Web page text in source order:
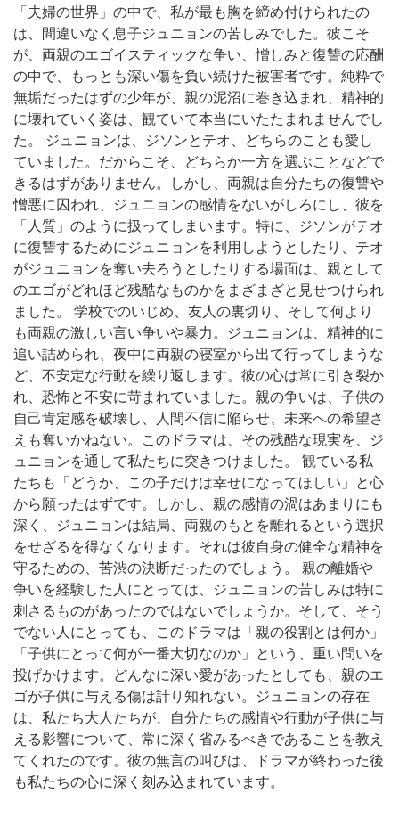
「夫婦の世界」の中で、私が最も胸を締め付けられたの
は、間違いなく息子ジュニョンの苦しみでした。彼こそ
が、両親のエゴイスティックな争い、憎しみと復讐の応酬
の中で、もっとも深い傷を負い続けた被害者です。純粋で
無垢だったはずの少年が、親の泥沼に巻き込まれ、精神的
に壊れていく姿は、観ていて本当にいたたまれませんでし
た。 ジュニョンは、ジソンとテオ、どちらのことも愛し
ていました。だからこそ、どちらか一方を選ぶことなどで
きるはずがありません。しかし、両親は自分たちの復讐や
憎悪に囚われ、ジュニョンの感情をないがしろにし、彼を
「人質」のように扱ってしまいます。特に、ジソンがテオ
に復讐するためにジュニョンを利用しようとしたり、テオ
がジュニョンを奪い去ろうとしたりする場面は、親として
のエゴがどれほど残酷なものかをまざまざと見せつけられ
ました。 学校でのいじめ、友人の裏切り、そして何より
も両親の激しい言い争いや暴力。ジュニョンは、精神的に
追い詰められ、夜中に両親の寝室から出て行ってしまうな
ど、不安定な行動を繰り返します。彼の心は常に引き裂か
れ、恐怖と不安に苛まれていました。親の争いは、子供の
自己肯定感を破壊し、人間不信に陥らせ、未来への希望さ
えも奪いかねない。このドラマは、その残酷な現実を、ジ
ュニョンを通して私たちに突きつけました。 観ている私
たちも「どうか、この子だけは幸せになってほしい」と心
から願ったはずです。しかし、親の感情の渦はあまりにも
深く、ジュニョンは結局、両親のもとを離れるという選択
をせざるを得なくなります。それは彼自身の健全な精神を
守るための、苦渋の決断だったのでしょう。 親の離婚や
争いを経験した人にとっては、ジュニョンの苦しみは特に
刺さるものがあったのではないでしょうか。そして、そう
でない人にとっても、このドラマは「親の役割とは何か」
「子供にとって何が一番大切なのか」という、重い問いを
投げかけます。どんなに深い愛があったとしても、親のエ
ゴが子供に与える傷は計り知れない。ジュニョンの存在
は、私たち大人たちが、自分たちの感情や行動が子供に与
える影響について、常に深く省みるべきであることを教え
てくれたのです。彼の無言の叫びは、ドラマが終わった後
も私たちの心に深く刻み込まれています。